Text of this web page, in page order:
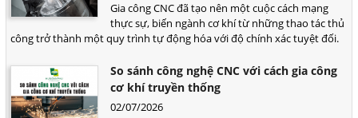
Gia công CNC đã tạo nên một cuộc cách mạng
thực sự, biến ngành cơ khí từ những thao tác thủ
công trở thành một quy trình tự động hóa với độ chính xác tuyệt đối.
So sánh công nghệ CNC với cách gia công
cơ khí truyền thống
02/07/2026